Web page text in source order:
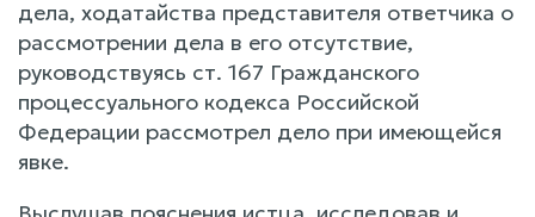
дела, ходатайства представителя ответчика о
рассмотрении дела в его отсутствие,
руководствуясь ст. 167 Гражданского
процессуального кодекса Российской
Федерации рассмотрел дело при имеющейся
явке.